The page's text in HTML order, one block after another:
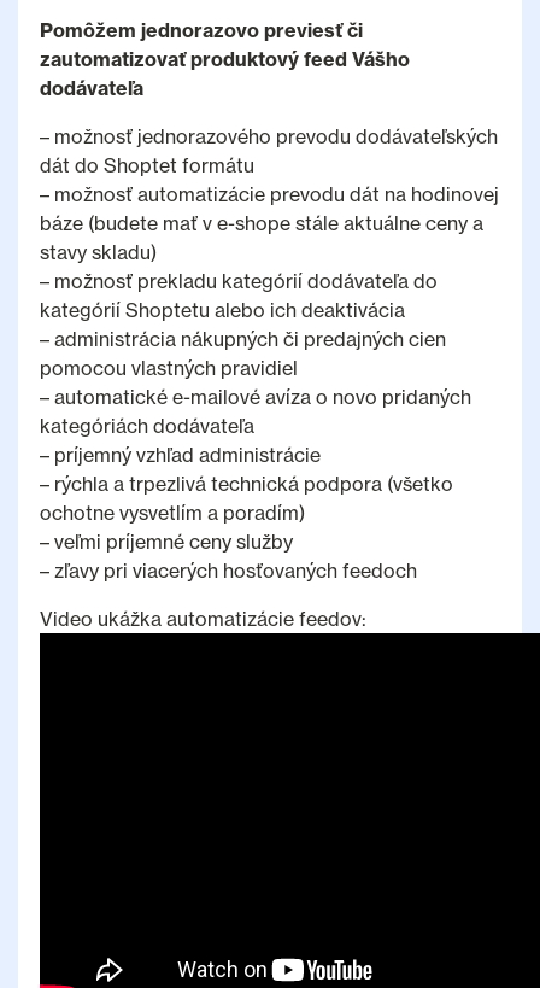
Pomôžem jednorazovo previesť či
zautomatizovať produktový feed Vášho
dodávateľa
– možnosť jednorazového prevodu dodávateľských
dát do Shoptet formátu
– možnosť automatizácie prevodu dát na hodinovej
báze (budete mať v e-shope stále aktuálne ceny a
stavy skladu)
– možnosť prekladu kategórií dodávateľa do
kategórií Shoptetu alebo ich deaktivácia
– administrácia nákupných či predajných cien
pomocou vlastných pravidiel
– automatické e-mailové avíza o novo pridaných
kategóriách dodávateľa
– príjemný vzhľad administrácie
– rýchla a trpezlivá technická podpora (všetko
ochotne vysvetlím a poradím)
– veľmi príjemné ceny služby
– zľavy pri viacerých hosťovaných feedoch
Video ukážka automatizácie feedov: